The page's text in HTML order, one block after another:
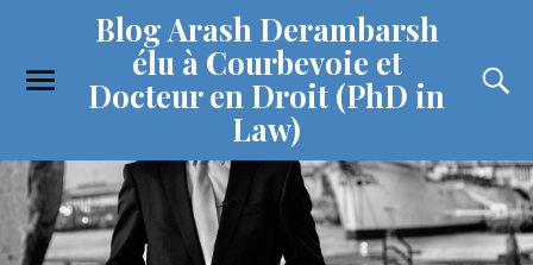
Blog Arash Derambarsh
élu à Courbevoie et
Docteur en Droit (PhD in
Law)